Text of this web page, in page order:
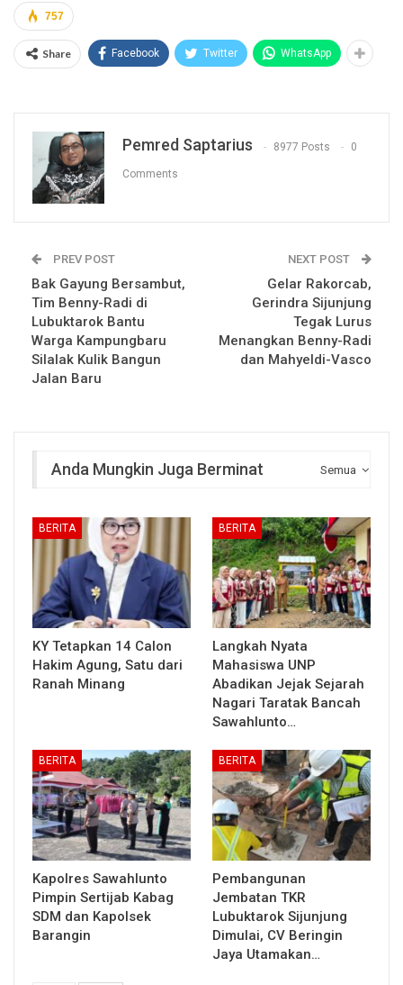
757
Share Facebook Twitter WhatsApp
Pemred Saptarius 8977 Posts 0
Comments
PREV POST
Bak Gayung Bersambut,
Tim Benny-Radi di
Lubuktarok Bantu
Warga Kampungbaru
Silalak Kulik Bangun
Jalan Baru
NEXT POST
Gelar Rakorcab,
Gerindra Sijunjung
Tegak Lurus
Menangkan Benny-Radi
dan Mahyeldi-Vasco
Semua
Anda Mungkin Juga Berminat
BERITA
KY Tetapkan 14 Calon
Hakim Agung, Satu dari
Ranah Minang
BERITA
Langkah Nyata
Mahasiswa UNP
Abadikan Jejak Sejarah
Nagari Taratak Bancah
Sawahlunto…
BERITA
Kapolres Sawahlunto
Pimpin Sertijab Kabag
SDM dan Kapolsek
Barangin
BERITA
Pembangunan
Jembatan TKR
Lubuktarok Sijunjung
Dimulai, CV Beringin
Jaya Utamakan…